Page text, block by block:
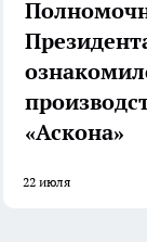
«Аскона»
22 июля